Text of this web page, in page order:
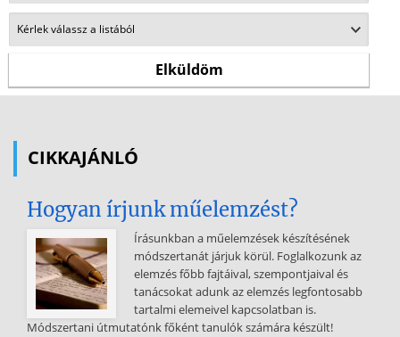
CIKKAJÁNLÓ
Hogyan írjunk műelemzést?
Írásunkban a műelemzések készítésének
módszertanát járjuk körül. Foglalkozunk az
elemzés főbb fajtáival, szempontjaival és
tanácsokat adunk az elemzés legfontosabb
tartalmi elemeivel kapcsolatban is.
Módszertani útmutatónk főként tanulók számára készült!